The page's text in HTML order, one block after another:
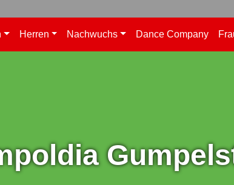
Herren Nachwuchs Dance Company